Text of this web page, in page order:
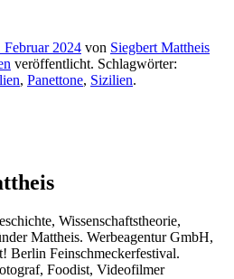
Februar 2024 von Siegbert Mattheis
veröffentlicht. Schlagwörter:
, Panettone, Sizilien.
Wissenschaftstheorie,
Mattheis. Werbeagentur GmbH,
Berlin Feinschmeckerfestival.
Foodist, Videofilmer